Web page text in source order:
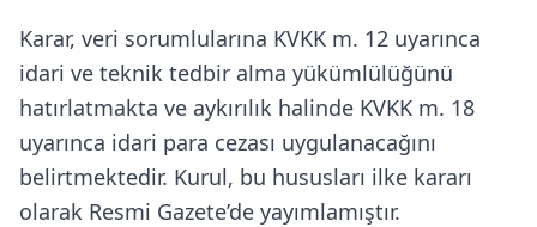
Karar, veri sorumlularına KVKK m. 12 uyarınca
idari ve teknik tedbir alma yükümlülüğünü
hatırlatmakta ve aykırılık halinde KVKK m. 18
uyarınca idari para cezası uygulanacağını
belirtmektedir. Kurul, bu hususları ilke kararı
olarak Resmi Gazete’de yayımlamıştır.